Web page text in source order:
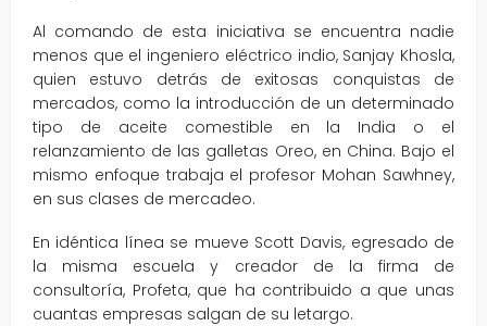
Al comando de esta iniciativa se encuentra nadie
menos que el ingeniero eléctrico indio, Sanjay Khosla,
quien estuvo detrás de exitosas conquistas de
mercados, como la introducción de un determinado
tipo de aceite comestible en la India o el
relanzamiento de las galletas Oreo, en China. Bajo el
mismo enfoque trabaja el profesor Mohan Sawhney,
en sus clases de mercadeo.
En idéntica línea se mueve Scott Davis, egresado de
la misma escuela y creador de la firma de
consultoría, Profeta, que ha contribuido a que unas
cuantas empresas salgan de su letargo.